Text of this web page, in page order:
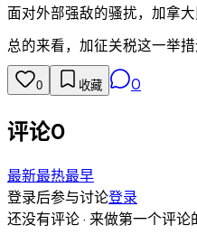
面对外部强敌的骚扰，加拿
总的来看，加征关税这一举
0 收藏 0
评论0
最新最热最早
登录后参与讨论登录
还没有评论 · 来做第一个评论